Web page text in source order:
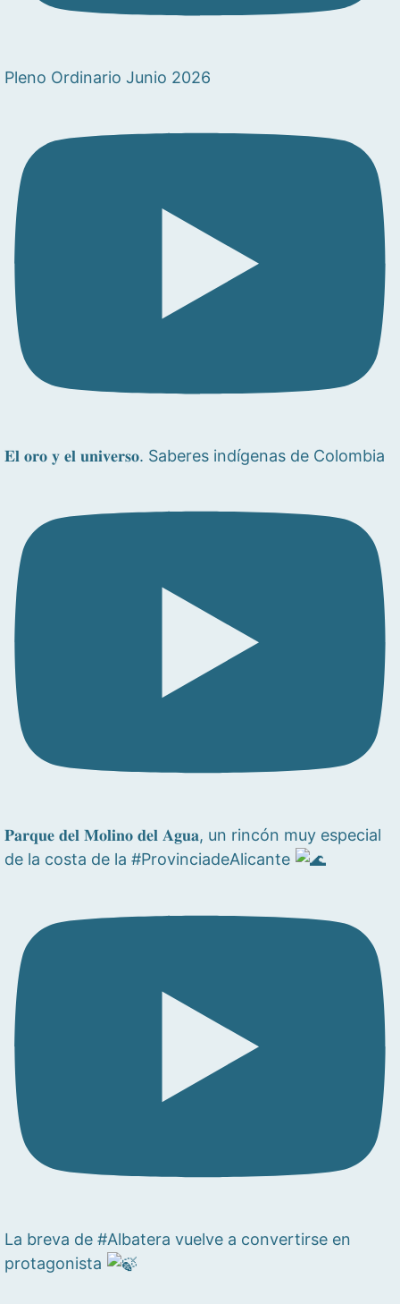
Pleno Ordinario Junio 2026
𝐄𝐥 𝐨𝐫𝐨 𝐲 𝐞𝐥 𝐮𝐧𝐢𝐯𝐞𝐫𝐬𝐨. Saberes indígenas de Colombia
𝐏𝐚𝐫𝐪𝐮𝐞 𝐝𝐞𝐥 𝐌𝐨𝐥𝐢𝐧𝐨 𝐝𝐞𝐥 𝐀𝐠𝐮𝐚, un rincón muy especial
de la costa de la #ProvinciadeAlicante
La breva de #Albatera vuelve a convertirse en
protagonista